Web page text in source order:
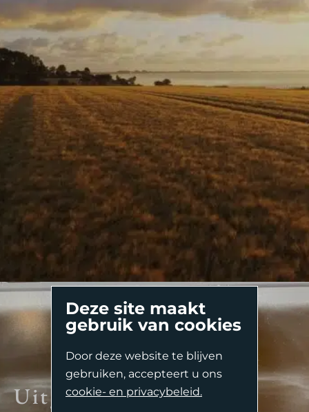
Second Opinion
Oriënterend Gesprek
Uitgebreide
Complexe Endodontologie.
Deze site maakt
gebruik van cookies
Door deze website te blijven
gebruiken, accepteert u ons
cookie- en privacybeleid.